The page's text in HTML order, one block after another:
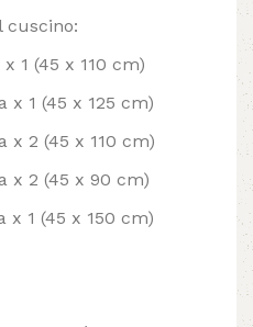
cuscino:
1 (45 x 110 cm)
x 1 (45 x 125 cm)
x 2 (45 x 110 cm)
x 2 (45 x 90 cm)
x 1 (45 x 150 cm)